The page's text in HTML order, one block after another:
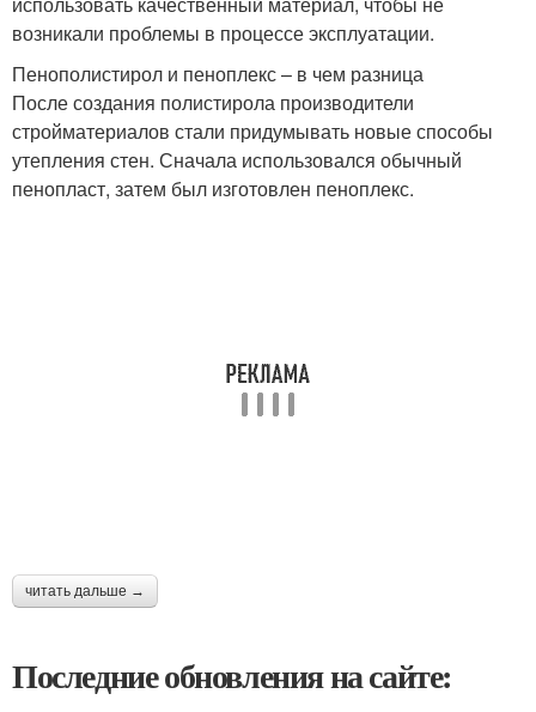
возникали проблемы в процессе эксплуатации.
Пенополистирол и пеноплекс – в чем разница
После создания полистирола производители
стройматериалов стали придумывать новые способы
утепления стен. Сначала использовался обычный
пенопласт, затем был изготовлен пеноплекс.
читать дальше →
Последние обновления на сайте: